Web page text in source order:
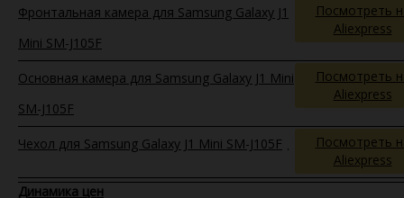
Фронтальная камера для Samsung Galaxy J1
Mini SM-J105F
Посмотреть
Aliexpress
Основная камера для Samsung Galaxy J1 Mini
SM-J105F
Посмотреть
Aliexpress
Чехол для Samsung Galaxy J1 Mini SM-J105F
Посмотреть
Aliexpress
Динамика цен